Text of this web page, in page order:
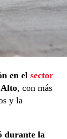
en el sector
Alto, con más
y la
durante la